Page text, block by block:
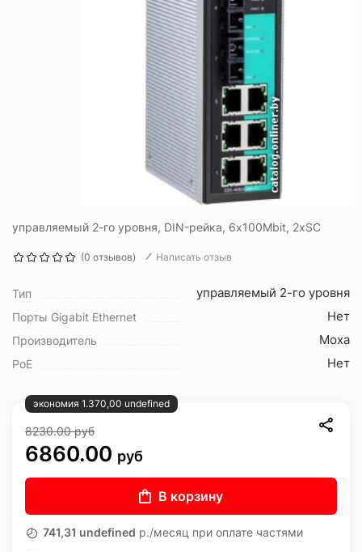
управляемый 2-го уровня, DIN-рейка, 6x100Mbit, 2xSC
(0 отзывов) Написать отзыв
Тип управляемый 2-го уровня
Порты Gigabit Ethernet Нет
Производитель Moxa
PoE Нет
экономия 1.370,00 undefined
8230.00руб
6860.00 руб
В корзину
741,31 undefined р./месяц при оплате частями